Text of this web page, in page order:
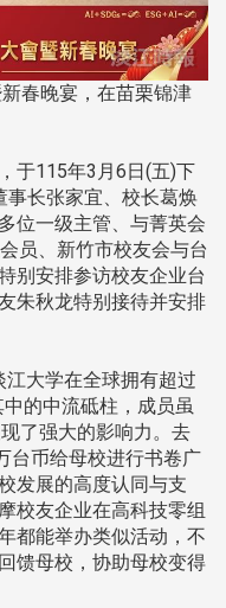
春晚宴，在苗栗锦津
于115年3月6日(五)下
事长张家宜、校长葛焕
位一级主管、与菁英会
员、新竹市校友会与台
别安排参访校友企业台
朱秋龙特别接待并安排
大学在全球拥有超过
的中流砥柱，成员虽
了强大的影响力。去
台币给母校进行书卷广
发展的高度认同与支
校友企业在高科技零组
都能举办类似活动，不
馈母校，协助母校变得